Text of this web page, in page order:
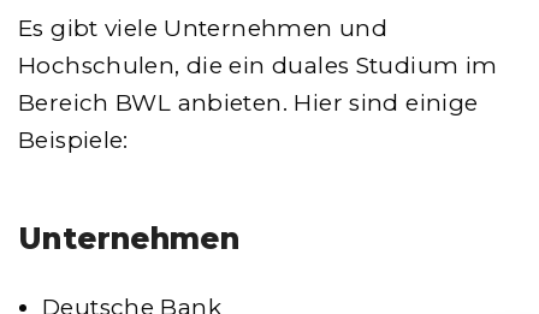
Es gibt viele Unternehmen und
Hochschulen, die ein duales Studium im
Bereich BWL anbieten. Hier sind einige
Beispiele:
Unternehmen
Deutsche Bank